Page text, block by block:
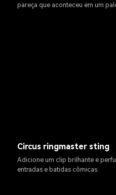
pareça que aconteceu em um
Circus ringmaster sting
Adicione um clip brilhante e
entradas e batidas cômicas.